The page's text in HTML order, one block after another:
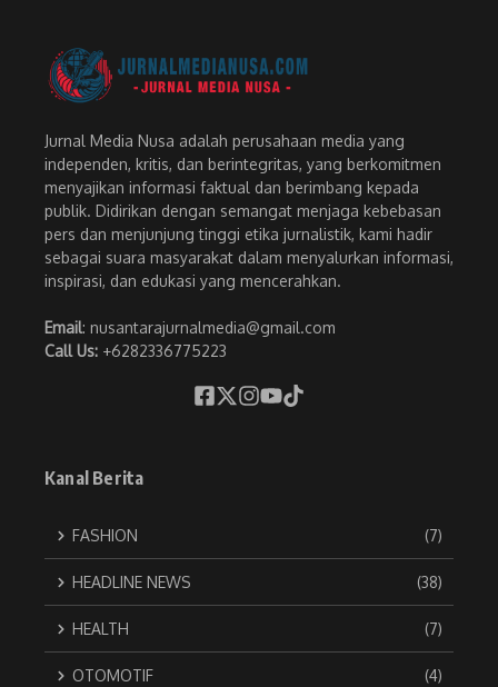
Jurnal Media Nusa adalah perusahaan media yang
independen, kritis, dan berintegritas, yang berkomitmen
menyajikan informasi faktual dan berimbang kepada
publik. Didirikan dengan semangat menjaga kebebasan
pers dan menjunjung tinggi etika jurnalistik, kami hadir
sebagai suara masyarakat dalam menyalurkan informasi,
inspirasi, dan edukasi yang mencerahkan.
Email: nusantarajurnalmedia@gmail.com
Call Us: +6282336775223
Kanal Berita
FASHION (7)
HEADLINE NEWS (38)
HEALTH (7)
OTOMOTIF (4)